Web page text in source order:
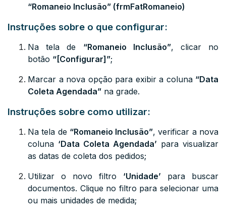
“Romaneio Inclusão” (frmFatRomaneio)
Instruções sobre o que configurar:
Na tela de “Romaneio Inclusão”, clicar no
botão “[Configurar]”;
Marcar a nova opção para exibir a coluna “Data
Coleta Agendada” na grade.
Instruções sobre como utilizar:
Na tela de “Romaneio Inclusão”, verificar a nova
coluna ‘Data Coleta Agendada’ para visualizar
as datas de coleta dos pedidos;
Utilizar o novo filtro ‘Unidade’ para buscar
documentos. Clique no filtro para selecionar uma
ou mais unidades de medida;